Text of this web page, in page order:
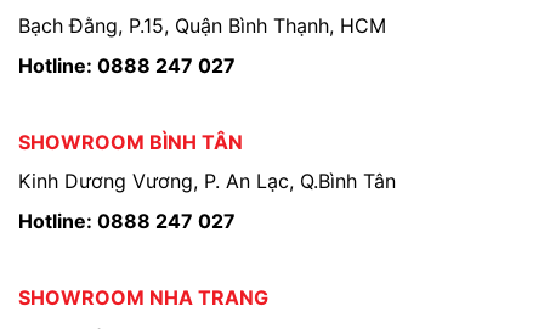
Bạch Đằng, P.15, Quận Bình Thạnh, HCM
Hotline: 0888 247 027
SHOWROOM BÌNH TÂN
Kinh Dương Vương, P. An Lạc, Q.Bình Tân
Hotline: 0888 247 027
SHOWROOM NHA TRANG